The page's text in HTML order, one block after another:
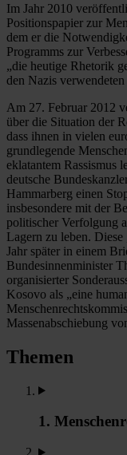
Im Jahr 2010
Positionspapier zur
dem er die
Programms zur
„die heutige Rhetorik
den Nazis
Am 27. Februar 2012
über die Situation der
dass ihnen in vielen
grundlegende
eklatantem Rassismus
deutsche
Hammarberg einen
insbesondere mit der
politischer Verfolgung
Lagern zu leben.
Jahr später in einem
Bundesinnenminister
organisierter
Kosovo als „eine
Massenabschiebung
Themen
1.